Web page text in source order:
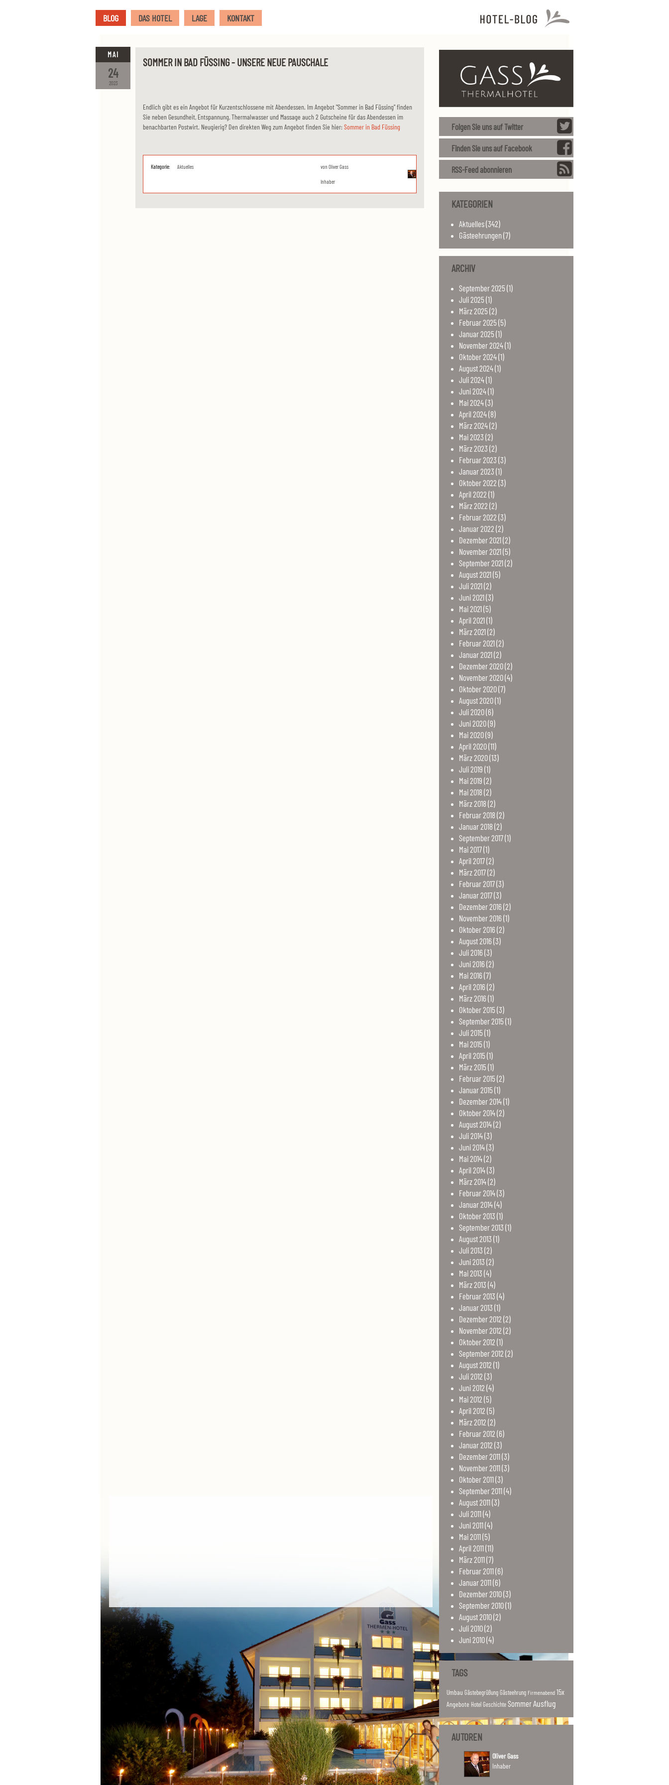
Folgen Sie uns auf Twitter
Finden Sie uns auf Facebook
RSS-Feed abonnieren
BLOG DAS HOTEL LAGE KONTAKT
SOMMER IN BAD FÜSSING - UNSERE NEUE PAUSCHALE
2023
24
MAI
Endlich gibt es ein Angebot für Kurzentschlossene mit Abendessen. Im Angebot "Sommer in Bad Füssing" finden
Sie neben Gesundheit, Entspannung, Thermalwasser und Massage auch 2 Gutscheine für das Abendessen im
benachbarten Postwirt. Neugierig? Den direkten Weg zum Angebot finden Sie hier: Sommer in Bad Füssing
Kategorie: Aktuelles von Oliver Gass
Inhaber
KATEGORIEN
Aktuelles(342)
Gästeehrungen (7)
ARCHIV
September2025(1)
Juli2025(1)
März2025(2)
Februar2025(5)
Januar2025(1)
November2024(1)
Oktober2024(1)
August2024(1)
Juli2024(1)
Juni2024(1)
Mai2024(3)
April 2024(8)
März2024(2)
Mai2023 (2)
März2023 (2)
Februar2023 (3)
Januar2023 (1)
Oktober2022 (3)
April 2022 (1)
März2022 (2)
Februar2022 (3)
Januar2022 (2)
Dezember2021(2)
November2021(5)
September2021(2)
August2021(5)
Juli2021(2)
Juni2021(3)
Mai2021(5)
April 2021(1)
März2021(2)
Februar2021(2)
Januar2021(2)
Dezember2020(2)
November2020(4)
Oktober2020(7)
August2020(1)
Juli2020(6)
Juni2020(9)
Mai2020(9)
April 2020(11)
März2020(13)
Juli2019 (1)
Mai2019 (2)
Mai2018 (2)
März2018 (2)
Februar2018 (2)
Januar2018 (2)
September2017(1)
Mai2017(1)
April 2017(2)
März2017(2)
Februar2017(3)
Januar2017(3)
Dezember2016(2)
November2016(1)
Oktober2016(2)
August2016(3)
Juli2016(3)
Juni2016(2)
Mai2016(7)
April 2016(2)
März2016(1)
Oktober2015(3)
September2015(1)
Juli2015(1)
Mai2015(1)
April 2015(1)
März2015(1)
Februar2015(2)
Januar2015(1)
Dezember2014(1)
Oktober2014(2)
August2014(2)
Juli2014(3)
Juni2014(3)
Mai2014(2)
April 2014(3)
März2014(2)
Februar2014(3)
Januar2014(4)
Oktober2013 (1)
September2013 (1)
August2013 (1)
Juli2013 (2)
Juni2013 (2)
Mai2013 (4)
März2013 (4)
Februar2013 (4)
Januar2013 (1)
Dezember2012 (2)
November2012 (2)
Oktober2012 (1)
September2012 (2)
August2012 (1)
Juli2012 (3)
Juni2012 (4)
Mai2012 (5)
April 2012 (5)
März2012 (2)
Februar2012 (6)
Januar2012 (3)
Dezember2011(3)
November2011(3)
Oktober2011(3)
September2011(4)
August2011(3)
Juli2011(4)
Juni2011(4)
Mai2011(5)
April 2011(11)
März2011(7)
Februar2011(6)
Januar2011(6)
Dezember2010(3)
September2010(1)
August2010(2)
Juli2010(2)
Juni2010(4)
TAGS
Umbau Gästebegrüßung Gästeehrung Firmenabend 15x
Angebote Hotel Geschichte SommerAusflug
AUTOREN
Oliver Gass
Inhaber